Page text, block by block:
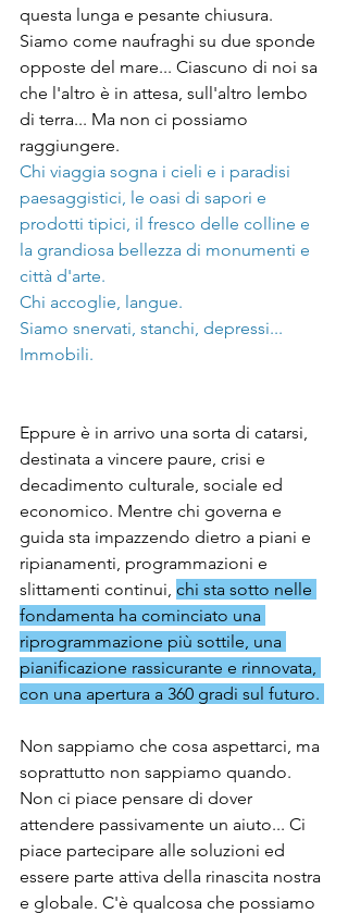
questa lunga e pesante chiusura.
Siamo come naufraghi su due sponde
opposte del mare... Ciascuno di noi sa
che l'altro è in attesa, sull'altro lembo
di terra... Ma non ci possiamo
raggiungere.
Chi viaggia sogna i cieli e i paradisi
paesaggistici, le oasi di sapori e
prodotti tipici, il fresco delle colline e
la grandiosa bellezza di monumenti e
città d'arte.
Chi accoglie, langue.
Siamo snervati, stanchi, depressi...
Immobili.
Eppure è in arrivo una sorta di catarsi,
destinata a vincere paure, crisi e
decadimento culturale, sociale ed
economico. Mentre chi governa e
guida sta impazzendo dietro a piani e
ripianamenti, programmazioni e
slittamenti continui, chi sta sotto nelle
fondamenta ha cominciato una
riprogrammazione più sottile, una
pianificazione rassicurante e rinnovata,
con una apertura a 360 gradi sul futuro.
Non sappiamo che cosa aspettarci, ma
soprattutto non sappiamo quando.
Non ci piace pensare di dover
attendere passivamente un aiuto... Ci
piace partecipare alle soluzioni ed
essere parte attiva della rinascita nostra
e globale. C'è qualcosa che possiamo